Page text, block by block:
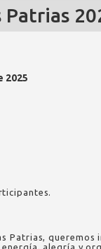
Patrias
2025
Patrias, queremos
alegría y